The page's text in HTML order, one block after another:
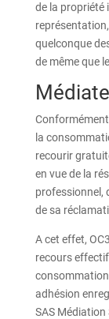
de la propriété
quelconque
de même que
la
recourir
en vue de la
professionnel,
de sa
A cet effet,
recours
adhésion
SAS